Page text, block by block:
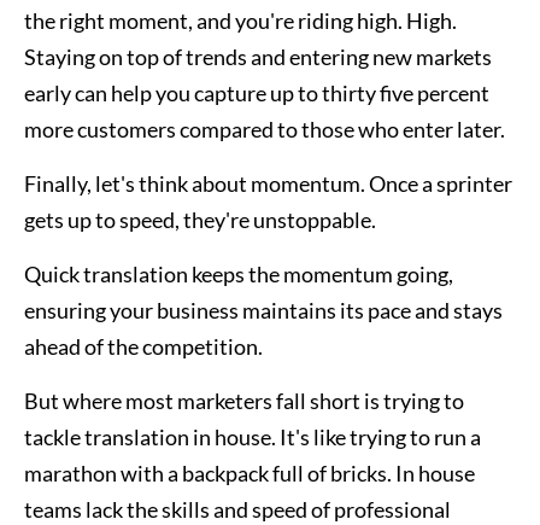
the right moment, and you're riding high. High.
Staying on top of trends and entering new markets
early can help you capture up to thirty five percent
more customers compared to those who enter later.
Finally, let's think about momentum. Once a sprinter
gets up to speed, they're unstoppable.
Quick translation keeps the momentum going,
ensuring your business maintains its pace and stays
ahead of the competition.
But where most marketers fall short is trying to
tackle translation in house. It's like trying to run a
marathon with a backpack full of bricks. In house
teams lack the skills and speed of professional